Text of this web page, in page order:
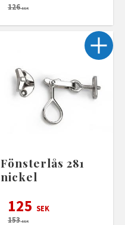
126SEK
Fönsterlås 281
nickel
125 SEK
153SEK